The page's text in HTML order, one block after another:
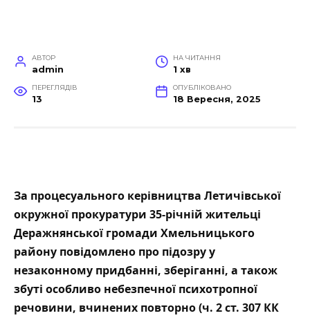
АВТОР
admin
НА ЧИТАННЯ
1 хв
ПЕРЕГЛЯДІВ
13
ОПУБЛІКОВАНО
18 Вересня, 2025
За процесуального керівництва Летичівської
окружної прокуратури 35-річній жительці
Деражнянської громади Хмельницького
району повідомлено про підозру у
незаконному придбанні, зберіганні, а також
збуті особливо небезпечної психотропної
речовини, вчинених повторно (ч. 2 ст. 307 КК